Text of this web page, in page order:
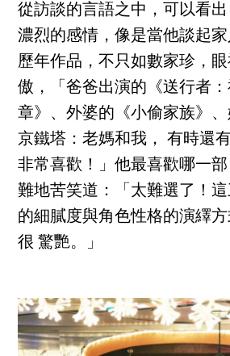
從訪談的言語之中，可以看出
濃烈的感情，像是當他談起
歷年作品，不只如數家珍，
傲，「爸爸出演的《送行者
章》、外婆的《小偷家族》
京鐵塔：老媽和我， 有時還
非常喜歡！」他最喜歡哪一部
難地苦笑道：「太難選了！
的細膩度與角色性格的演繹
很 驚艷。」